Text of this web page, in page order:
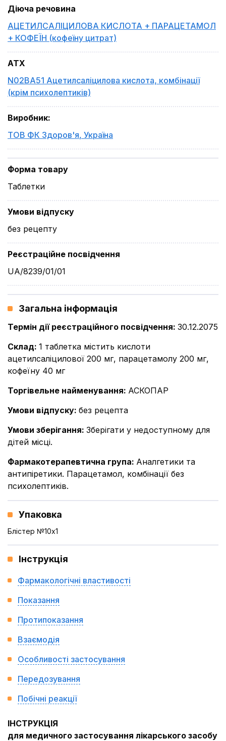
Діюча речовина
АЦЕТИЛСАЛІЦИЛОВА КИСЛОТА + ПАРАЦЕТАМОЛ
+ КОФЕЇН (кофеїну цитрат)
ATX
N02BA51 Ацетилсаліцилова кислота, комбінації
(крім психолептиків)
Виробник:
ТОВ ФК Здоров'я, Україна
Форма товару
Таблетки
Умови відпуску
без рецепту
Реєстраційне посвідчення
UA/8239/01/01
Загальна інформація
Термін дії реєстраційного посвідчення: 30.12.2075
Склад: 1 таблетка містить кислоти
ацетилсаліцилової 200 мг, парацетамолу 200 мг,
кофеїну 40 мг
Торгівельне найменування: АСКОПАР
Умови відпуску: без рецепта
Умови зберігання: Зберігати у недоступному для
дітей місці.
Фармакотерапевтична група: Аналгетики та
антипіретики. Парацетамол, комбінації без
психолептиків.
Упаковка
Блістер №10x1
Інструкція
Фармакологічні властивості
Показання
Протипоказання
Взаємодія
Особливості застосування
Передозування
Побічні реакції
ІНСТРУКЦІЯ
для медичного застосування лікарського засобу